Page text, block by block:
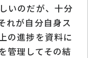
いのだが、十分
れが自分自身ス
の進捗を資料に
管理してその結